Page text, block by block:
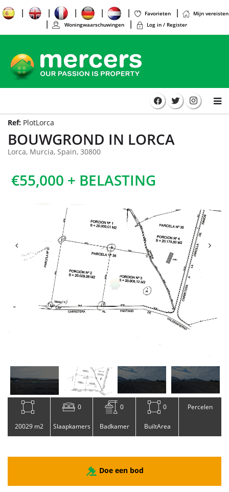
Favorieten
Mijn vereisten
Woningwaarschuwingen
Log in / Register
Ref: PlotLorca
BOUWGROND IN LORCA
Lorca, Murcia, Spain, 30800
€55,000 + BELASTING
20029 m2
0
Slaapkamers
0
Badkamer
0
BuiltArea
Percelen
Doe een bod